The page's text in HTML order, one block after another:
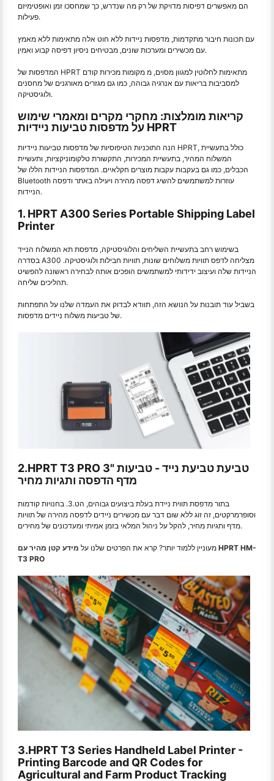
הם מאפשרים דפיסות מדויקת של רק מה שנדרש, כך שמחסכו זמן ואופטימיזם
פעילות.
עם תכונות חיבור מתקדמות, מדפסות ניידות ללא חוט אלה מתאימות ללא מאמץ
עם מכשירים ומערכות שונים, מבטיחים ניסיון דפיסה קבוע ואמין.
המדפסות של HPRT מתאימות לחלוטין למגוון מסוים, מ מקומות מכירות קודם
למסביבות בריאות עם אנרגיה גבוהה, כמו גם מגזרים מאורגנים של מחסנים
ולוגיסטיקה.
קריאות מומלצות: מחקרי מקרים ומאמרי שימוש
על מדפסות טביעות ניידיות HPRT
הנה התוכניות הטיפוסיות של מדפסות טביעות ניידיות HPRT, כולל בתעשיית
המשלוח המהיר, בתעשיית המכירות, התקשורת טלקומוניקציות, ותעשיית
הכבלים, כמו גם בעקבות עקבות מוצרים חקלאיים. המדפסות הניידות הללו של
Bluetooth עוזרות למשתמשים להשיג דפסה מהירה ויעילה באתר ודפסה
הניידות.
1. HPRT A300 Series Portable Shipping Label
Printer
בשימוש רחב בתעשיית השליחים והלוגיסטיקה, מדפסת תא המשלוח הנייד
בסדרה A300 מצליחה לדפס תוויות משלוחים שונות, תוויות חבילות ולוגיסטיקה.
הניידות שלה ועיצוב ידידותי למשתמשים הופכים אותה לבחירה ראשונה להפשיט
תהליכים שליחה.
בשביל עוד תובנות על הנושא הזה, תוודא לבדוק את העמדה שלנו על התפתחות
של טביעות משלוח ניידים מדפסות.
2.HPRT T3 PRO 3" טביעת טביעת נייד - טביעות
מדף הדפסה ותגיות מחיר
בתור מדפסת תווית ניידת בעלת ביצועים גבוהים, הט.3. בחנויות קודמות
וסופרמרקטים, זה זוג ללא שום דבר עם מכשירים ניידים לדפסה מהירה של תוויות
מדף ותגיות מחיר, להקל על ניהול המלאי בזמן אמיתי ומעדכונים של מחירים.
מעוניין ללמוד יותר? קרא את הפרטים שלנו על מידע קטן מהיר עם HPRT HM-
T3 PRO
3.HPRT T3 Series Handheld Label Printer -
Printing Barcode and QR Codes for
Agricultural and Farm Product Tracking